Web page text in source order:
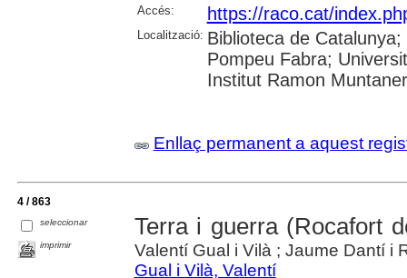
Accés: https://raco.cat/
Localització: Biblioteca de
Pompeu Fabra;
Institut Ramon Muntaner
Enllaç permanent a aquest
4 / 863
seleccionar
imprimir
Terra i guerra (Rocafort
Valentí Gual i Vilà ; Jaume Dantí i
Gual i Vilà, Valentí